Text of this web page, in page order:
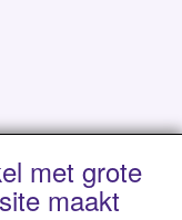
met grote
maakt